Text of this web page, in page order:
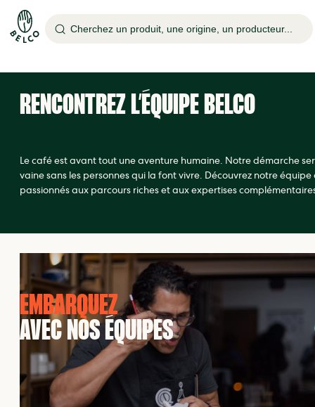
Cherchez un produit, une origine, un producteur...
RENCONTREZ L’ÉQUIPE BELCO
Le café est avant tout une aventure humaine. Notre démarche
vaine sans les personnes qui la font vivre. Découvrez notre équipe
passionnés aux parcours riches et aux expertises
EMBARQUEZ
AVEC NOS ÉQUIPES